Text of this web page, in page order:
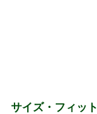
サイズ・フィット